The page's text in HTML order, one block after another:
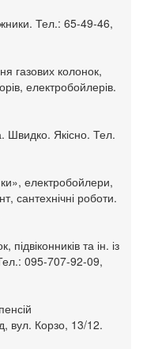
Тел.: 65-49-46,
газових колонок,
електробойлерів.
Швидко. Якісно. Тел.
електробойлери,
сантехнічні роботи.
та ін. із
095-707-92-09,
вул. Корзо, 13/12.